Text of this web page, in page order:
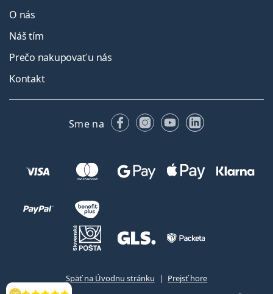
O nás
Náš tím
Prečo nakupovať u nás
Kontakt
Sme na FacebookuInstagrame
YouTubeLinkedIn
Späť na Úvodnu stránku
Prejsť hore